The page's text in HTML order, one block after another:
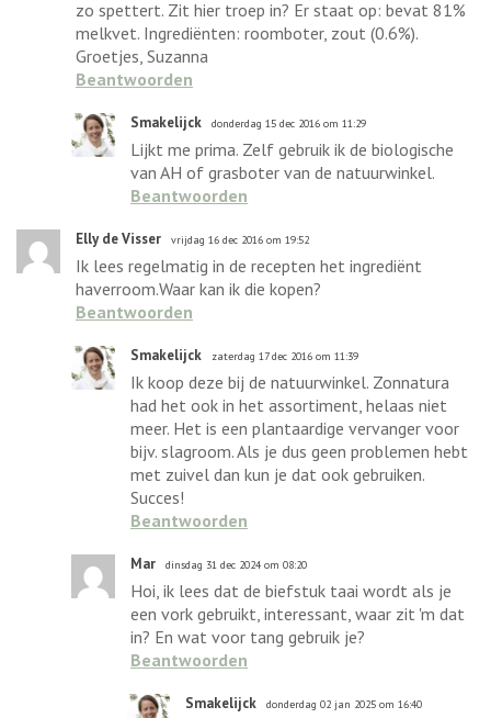
zo spettert. Zit hier troep in? Er staat op: bevat 81%
melkvet. Ingrediënten: roomboter, zout (0.6%).
Groetjes, Suzanna
Beantwoorden
Smakelijck donderdag 15 dec 2016 om 11:29
Lijkt me prima. Zelf gebruik ik de biologische
van AH of grasboter van de natuurwinkel.
Beantwoorden
Elly de Visser vrijdag 16 dec 2016 om 19:52
Ik lees regelmatig in de recepten het ingrediënt
haverroom.Waar kan ik die kopen?
Beantwoorden
Smakelijck zaterdag 17 dec 2016 om 11:39
Ik koop deze bij de natuurwinkel. Zonnatura
had het ook in het assortiment, helaas niet
meer. Het is een plantaardige vervanger voor
bijv. slagroom. Als je dus geen problemen hebt
met zuivel dan kun je dat ook gebruiken.
Succes!
Beantwoorden
Mar dinsdag 31 dec 2024 om 08:20
Hoi, ik lees dat de biefstuk taai wordt als je
een vork gebruikt, interessant, waar zit 'm dat
in? En wat voor tang gebruik je?
Beantwoorden
Smakelijck donderdag 02 jan 2025 om 16:40